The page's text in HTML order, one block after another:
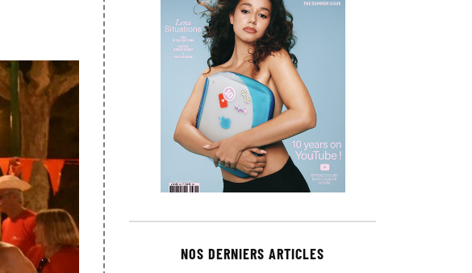
NOS DERNIERS ARTICLES